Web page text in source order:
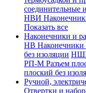
соединительные
НВИ
Показать все
Наконечники и
НВ Наконечники
без изоляции НШВ
РП-М Разъем
плоский без
Ручной,
Отвертки и